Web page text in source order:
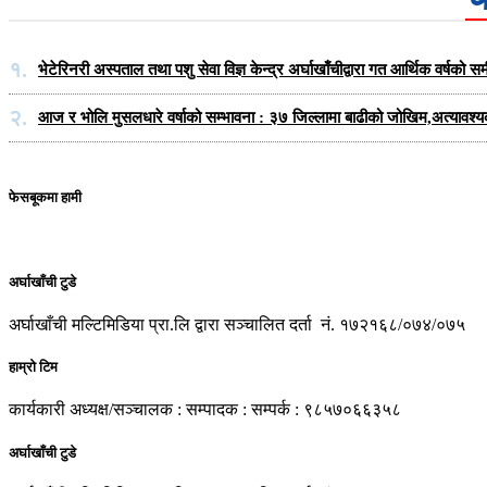
१. भेटेरिनरी अस्पताल तथा पशु सेवा विज्ञ केन्द्र अर्घाखाँचीद्वारा गत आर्थिक
२. आज र भोलि मुसलधारे वर्षाको सम्भावना : ३७ जिल्लामा बाढीको
फेसबूकमा हामी
अर्घाखाँची टुडे
अर्घाखाँची मल्टिमिडिया प्रा.लि द्वारा सञ्चालित दर्ता नं. १७२१६८/०७४/०७५
हाम्रो टिम
कार्यकारी अध्यक्ष/सञ्चालक : सम्पादक : सम्पर्क : ९८५७०६६३५८
अर्घाखाँची टुडे